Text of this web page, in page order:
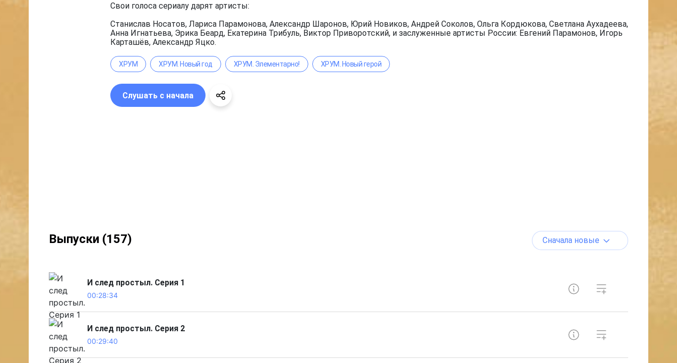
Свои голоса сериалу дарят артисты:
Станислав Носатов, Лариса Парамонова, Александр Шаронов, Юрий Новиков, Андрей Соколов, Ольга Кордюкова, Светлана Аухадеева,
Анна Игнатьева, Эрика Беард, Екатерина Трибуль, Виктор Приворотский, и заслуженные артисты России: Евгений Парамонов, Игорь
Карташёв, Александр Яцко.
ХРУМ ХРУМ. Новый год ХРУМ. Элементарно! ХРУМ. Новый герой
Слушать с начала
Выпуски (157) Сначала новые
И след простыл. Серия 1
00:28:34
И след простыл. Серия 2
00:29:40